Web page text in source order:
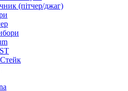
(пітчер/джаг)